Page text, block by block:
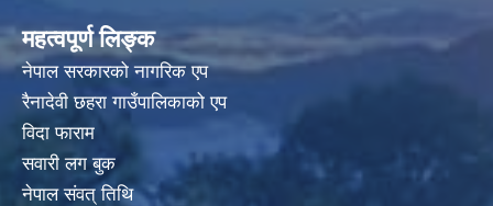
महत्वपूर्ण लिङ्क
नेपाल सरकारको नागरिक एप
रैनादेवी छहरा गाउँपालिकाको एप
विदा फाराम
सवारी लग बुक
नेपाल संवत् तिथि